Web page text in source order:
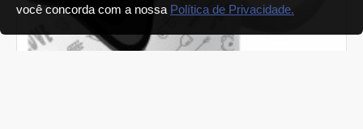
você concorda com a nossa Política de Privacidade.